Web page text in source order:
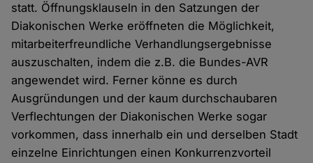
statt. Öffnungsklauseln in den Satzungen der
Diakonischen Werke eröffneten die Möglichkeit,
mitarbeiterfreundliche Verhandlungsergebnisse
auszuschalten, indem die z.B. die Bundes-AVR
angewendet wird. Ferner könne es durch
Ausgründungen und der kaum durchschaubaren
Verflechtungen der Diakonischen Werke sogar
vorkommen, dass innerhalb ein und derselben Stadt
einzelne Einrichtungen einen Konkurrenzvorteil